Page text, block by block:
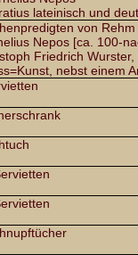
lateinisch und
von Rehm
Nepos [ca. 100-
Friedrich
nebst einem